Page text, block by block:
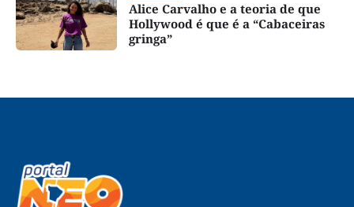
Alice Carvalho e a teoria de que
Hollywood é que é a “Cabaceiras
gringa”